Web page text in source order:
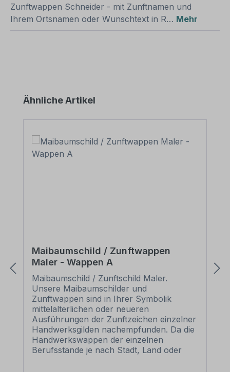
Zunftwappen Schneider - mit Zunftnamen und
Ihrem Ortsnamen oder Wunschtext in R… Mehr
Produktgalerie überspringen
Ähnliche Artikel
Maibaumschild / Zunftwappen
Maler - Wappen A
Maibaumschild / Zunftschild Maler.
Unsere Maibaumschilder und
Zunftwappen sind in Ihrer Symbolik
mittelalterlichen oder neueren
Ausführungen der Zunftzeichen einzelner
Handwerksgilden nachempfunden. Da die
Handwerkswappen der einzelnen
Berufsstände je nach Stadt, Land oder